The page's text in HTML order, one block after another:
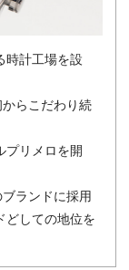
時計工場を設
らこだわり続
プリメロを開
ランドに採用
どしての地位を